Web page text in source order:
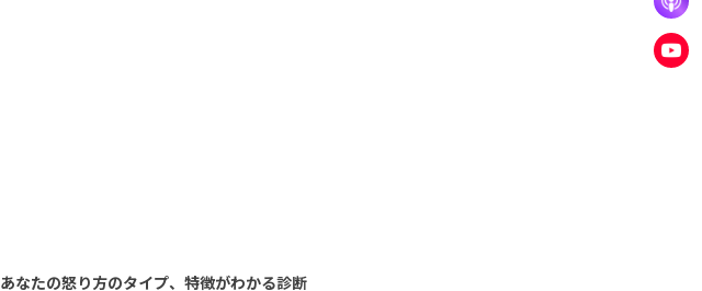
あなたの怒り方のタイプ、特徴がわかる診断